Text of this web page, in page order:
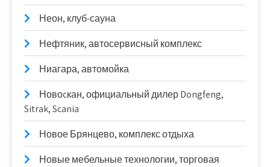
Неон, клуб-сауна
Нефтяник, автосервисный комплекс
Ниагара, автомойка
Новоcкан, официальный дилер Dongfeng,
Sitrak, Scania
Новое Брянцево, комплекс отдыха
Новые мебельные технологии, торговая